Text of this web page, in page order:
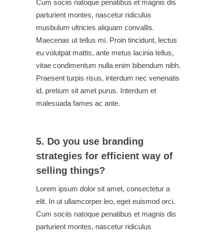
Cum sociis natoque penatibus et magnis dis
parturient montes, nascetur ridiculus
musbulum ultricies aliquam convallis.
Maecenas ut tellus mi. Proin tincidunt, lectus
eu volutpat mattis, ante metus lacinia tellus,
vitae condimentum nulla enim bibendum nibh.
Praesent turpis risus, interdum nec venenatis
id, pretium sit amet purus. Interdum et
malesuada fames ac ante.
5. Do you use branding
strategies for efficient way of
selling things?
Lorem ipsum dolor sit amet, consectetur a
elit. In ut ullamcorper leo, eget euismod orci.
Cum sociis natoque penatibus et magnis dis
parturient montes, nascetur ridiculus